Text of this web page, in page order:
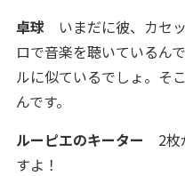
卓球 いまだに彼、カセ
ロで音楽を聴いているん
ルに似ているでしょ。そ
んです。
ルーピエのキーター 2枚
すよ！